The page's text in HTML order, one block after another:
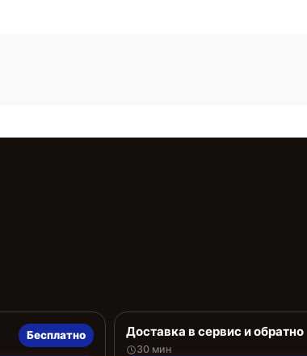
Бесплатно Доставка в сервис и обратно
30 мин